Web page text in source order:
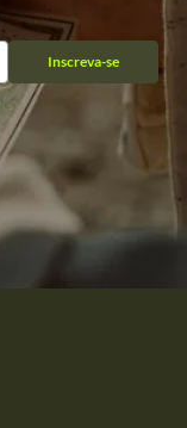
Inscreva-se